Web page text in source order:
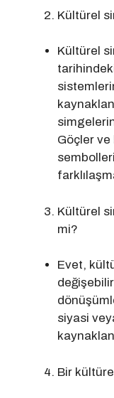
Kültürel
Kültürel
Göçler
Kültürel
mi?
Evet,
siyasi
Bir